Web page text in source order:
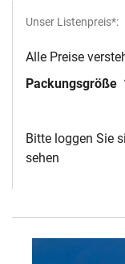
Unser Listenpreis*:
Alle Preise
Packungsgröße
Bitte loggen Sie
sehen